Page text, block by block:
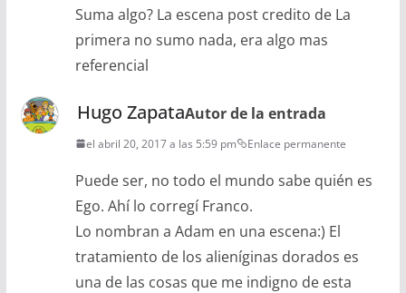
Suma algo? La escena post credito de La
primera no sumo nada, era algo mas
referencial
Hugo ZapataAutor de la entrada
el abril 20, 2017 a las 5:59 pm Enlace permanente
Puede ser, no todo el mundo sabe quién es
Ego. Ahí lo corregí Franco.
Lo nombran a Adam en una escena:) El
tratamiento de los alieníginas dorados es
una de las cosas que me indigno de esta